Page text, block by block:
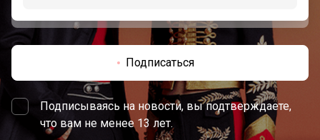
Подписаться
Подписываясь на новости, вы подтверждаете,
что вам не менее 13 лет.